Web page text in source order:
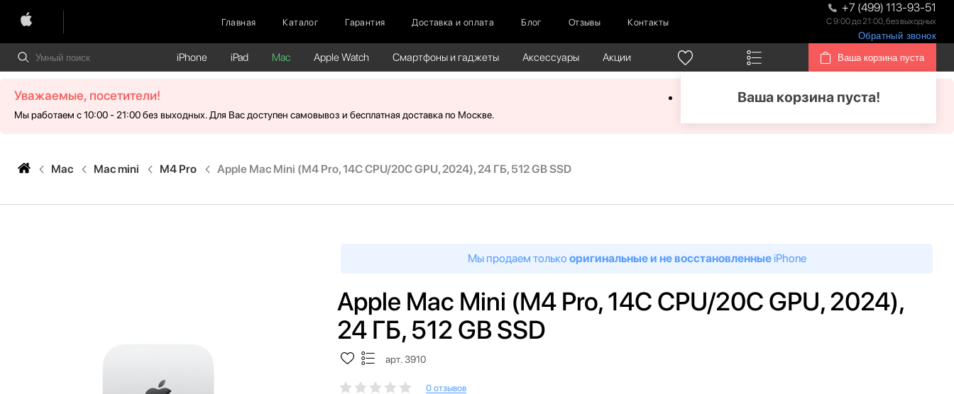
Главная Каталог Гарантия Доставка и оплата Блог Отзывы Контакты
+7 (499) 113-93-51
С 9:00 до 21:00, без выходных
Обратный звонок
iPhone iPad Mac Apple Watch Смартфоны и гаджеты Аксессуары Акции Ваша корзина пуста
Ваша корзина пуста!
Уважаемые, посетители!
Мы работаем с 10:00 - 21:00 без выходных. Для Вас доступен самовывоз и бесплатная доставка по Москве.
Mac Mac mini M4 Pro Apple Mac Mini (M4 Pro, 14C CPU/20C GPU, 2024), 24 ГБ, 512 GB SSD
Мы продаем только оригинальные и не восстановленныеiPhone
Apple Mac Mini (M4 Pro, 14C CPU/20C GPU, 2024),
24 ГБ, 512 GB SSD
арт. 3910
0 отзывов